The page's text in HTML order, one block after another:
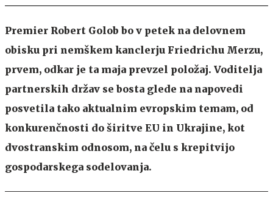
Premier Robert Golob bo v petek na delovnem
obisku pri nemškem kanclerju Friedrichu Merzu,
prvem, odkar je ta maja prevzel položaj. Voditelja
partnerskih držav se bosta glede na napovedi
posvetila tako aktualnim evropskim temam, od
konkurenčnosti do širitve EU in Ukrajine, kot
dvostranskim odnosom, na čelu s krepitvijo
gospodarskega sodelovanja.